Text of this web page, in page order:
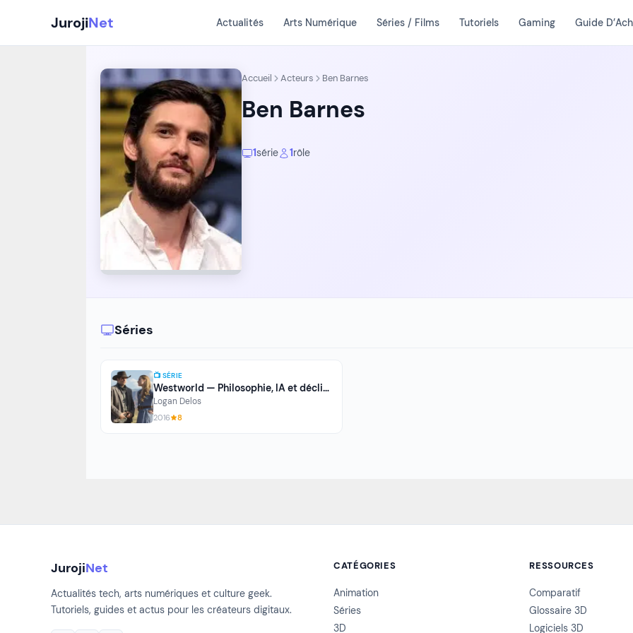
contenu
JurojiNet Actualités Arts Numérique Séries / Films Tutoriels Gaming Guide
Accueil Acteurs Ben Barnes
Ben Barnes
1série 1rôle
Séries
📺 SÉRIE
Westworld — Philosophie, IA et déclin d’un chef-d’œuvre
Logan Delos
2016 8
JurojiNet
Actualités tech, arts numériques et culture geek.
Tutoriels, guides et actus pour les créateurs digitaux.
CATÉGORIES
Animation
Séries
3D
RESSOURCES
Comparatif
Glossaire 3D
Logiciels 3D